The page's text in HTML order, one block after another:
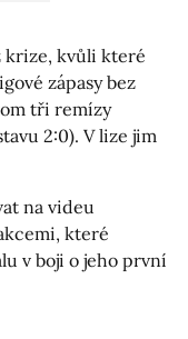
krize, kvůli které
zápasy bez
tři remízy
2:0). V lize jim
na videu
které
v boji o jeho první